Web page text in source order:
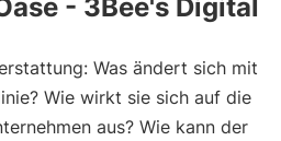
- 3Bee's Digital
Was ändert sich mit
Wie wirkt sie sich auf die
aus? Wie kann der